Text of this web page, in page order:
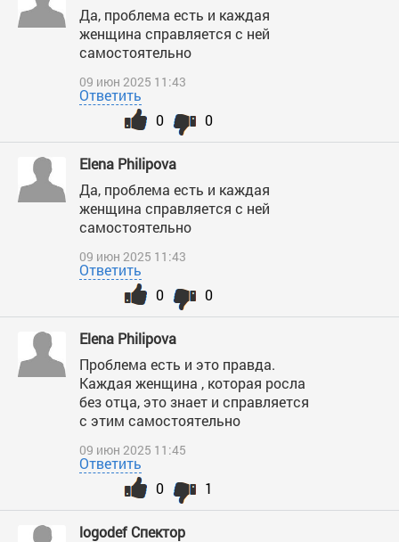
Да, проблема есть и каждая
женщина справляется с ней
самостоятельно
09 июн 2025 11:43
Ответить
0
0
Elena Philipova
Да, проблема есть и каждая
женщина справляется с ней
самостоятельно
09 июн 2025 11:43
Ответить
0
0
Elena Philipova
Проблема есть и это правда.
Каждая женщина , которая росла
без отца, это знает и справляется
с этим самостоятельно
09 июн 2025 11:45
Ответить
1
0
logodef Спектор